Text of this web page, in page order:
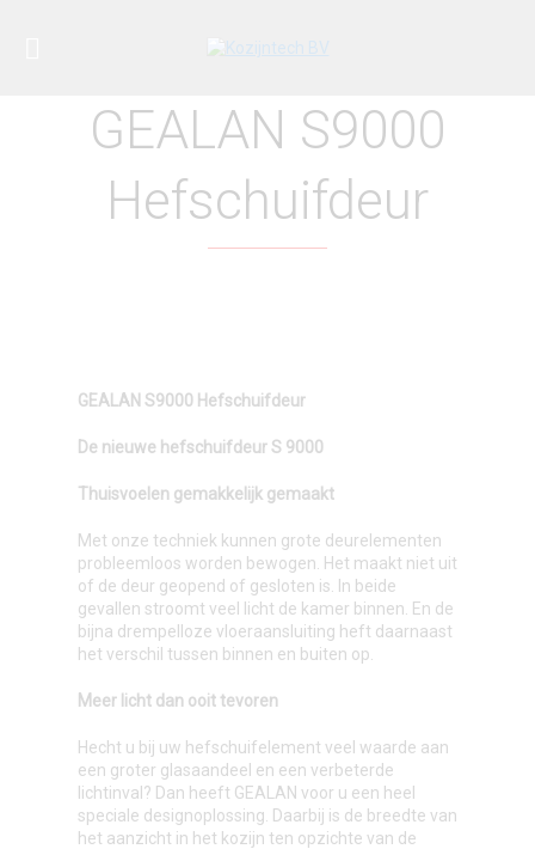
GEALAN S9000
Hefschuifdeur
GEALAN S9000 Hefschuifdeur
De nieuwe hefschuifdeur S 9000
Thuisvoelen gemakkelijk gemaakt
Met onze techniek kunnen grote deurelementen
probleemloos worden bewogen. Het maakt niet uit
of de deur geopend of gesloten is. In beide
gevallen stroomt veel licht de kamer binnen. En de
bijna drempelloze vloeraansluiting heft daarnaast
het verschil tussen binnen en buiten op.
Meer licht dan ooit tevoren
Hecht u bij uw hefschuifelement veel waarde aan
een groter glasaandeel en een verbeterde
lichtinval? Dan heeft GEALAN voor u een heel
speciale designoplossing. Daarbij is de breedte van
het aanzicht in het kozijn ten opzichte van de